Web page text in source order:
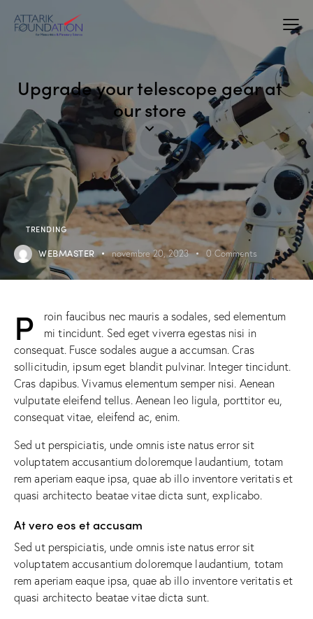
Upgrade your telescope gear at
our store
TRENDING
WEBMASTER novembre 20, 2023 0 Comments
P
roin faucibus nec mauris a sodales, sed elementum
mi tincidunt. Sed eget viverra egestas nisi in
consequat. Fusce sodales augue a accumsan. Cras
sollicitudin, ipsum eget blandit pulvinar. Integer tincidunt.
Cras dapibus. Vivamus elementum semper nisi. Aenean
vulputate eleifend tellus. Aenean leo ligula, porttitor eu,
consequat vitae, eleifend ac, enim.
Sed ut perspiciatis, unde omnis iste natus error sit
voluptatem accusantium doloremque laudantium, totam
rem aperiam eaque ipsa, quae ab illo inventore veritatis et
quasi architecto beatae vitae dicta sunt, explicabo.
At vero eos et accusam
Sed ut perspiciatis, unde omnis iste natus error sit
voluptatem accusantium doloremque laudantium, totam
rem aperiam eaque ipsa, quae ab illo inventore veritatis et
quasi architecto beatae vitae dicta sunt.